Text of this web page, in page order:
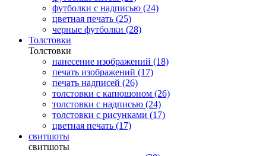
футболки с надписью (24)
цветная печать (25)
черные футболки (28)
Толстовки
Толстовки
нанесение изображений (18)
печать изображений (17)
печать надписей (26)
толстовки с капюшоном (26)
толстовки с надписью (24)
толстовки с рисунками (17)
цветная печать (17)
свитшоты
свитшоты